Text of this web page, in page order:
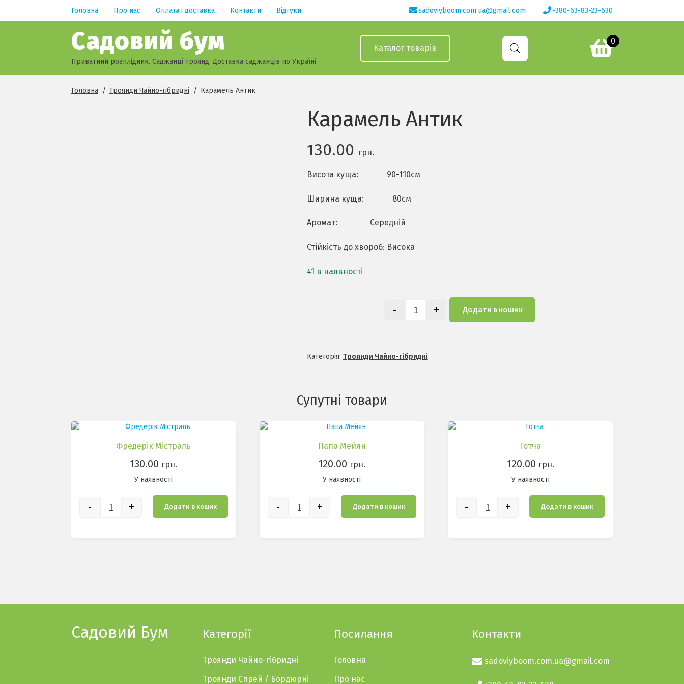
Головна Про нас Оплата і доставка Контакти Відгуки sadoviyboom.com.ua@gmail.com +380-63-83-23-630
до
навігації
до
контенту
Садовий бум
Приватний розплідник. Саджанці троянд. Доставка саджанців по Україні
Каталог товарiв
0
Головна / Троянди Чайно-гібридні / Карамель Антик
Карамель Антик
130.00 грн.
Висота куща: 90-110см
Ширина куща: 80см
Аромат: Середній
Стійкість до хвороб: Висока
41 в наявності
Карамель Антик кількість
- + Додати в кошик
Категорія: Троянди Чайно-гібридні
Супутні товари
Фредерік Містраль
130.00 грн.
У наявностi
Фредерік Містраль кількість
- + Додати в кошик
Папа Мейян
120.00 грн.
У наявностi
Папа Мейян кількість
- + Додати в кошик
Готча
120.00 грн.
У наявностi
Готча кількість
- + Додати в кошик
Садовий Бум Категорії
Троянди Чайно-гібридні
Троянди Спрей / Бордюрні
Посилання
Головна
Про нас
Контакти
sadoviyboom.com.ua@gmail.com